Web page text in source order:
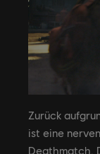
Zurück
ist eine
Deathmatch.